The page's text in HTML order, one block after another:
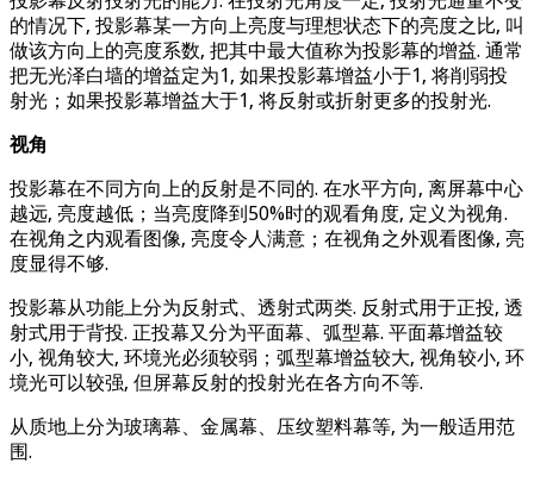
的情况下, 投影幕某一方向上亮度与理想状态下的亮度之比, 叫
做该方向上的亮度系数, 把其中最大值称为投影幕的增益. 通常
把无光泽白墙的增益定为1, 如果投影幕增益小于1, 将削弱投
射光；如果投影幕增益大于1, 将反射或折射更多的投射光.
视角
投影幕在不同方向上的反射是不同的. 在水平方向, 离屏幕中心
越远, 亮度越低；当亮度降到50%时的观看角度, 定义为视角.
在视角之内观看图像, 亮度令人满意；在视角之外观看图像, 亮
度显得不够.
投影幕从功能上分为反射式、透射式两类. 反射式用于正投, 透
射式用于背投. 正投幕又分为平面幕、弧型幕. 平面幕增益较
小, 视角较大, 环境光必须较弱；弧型幕增益较大, 视角较小, 环
境光可以较强, 但屏幕反射的投射光在各方向不等.
从质地上分为玻璃幕、金属幕、压纹塑料幕等, 为一般适用范
围.